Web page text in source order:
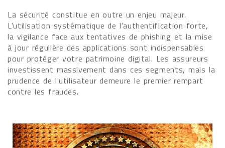
La sécurité constitue en outre un enjeu majeur.
L'utilisation systématique de l'authentification forte,
la vigilance face aux tentatives de phishing et la mise
à jour régulière des applications sont indispensables
pour protéger votre patrimoine digital. Les assureurs
investissent massivement dans ces segments, mais la
prudence de l'utilisateur demeure le premier rempart
contre les fraudes.